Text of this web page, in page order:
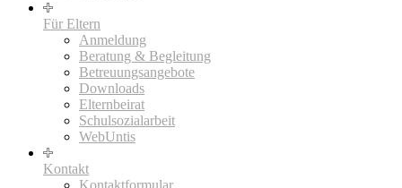
Für Eltern
Anmeldung
Beratung & Begleitung
Betreuungsangebote
Downloads
Elternbeirat
Schulsozialarbeit
WebUntis
Kontakt
Kontaktformular